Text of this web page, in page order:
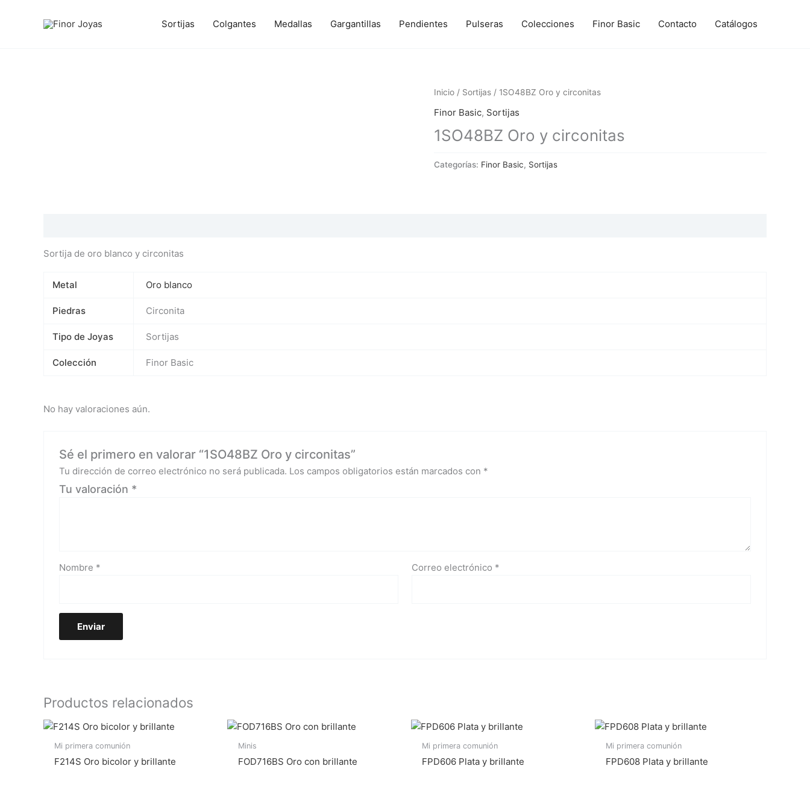
Sortijas Colgantes Medallas Gargantillas Pendientes Pulseras Colecciones Finor Basic Contacto Catálogos
Inicio / Sortijas / 1SO48BZ Oro y circonitas
Finor Basic, Sortijas
1SO48BZ Oro y circonitas
Categorías: Finor Basic, Sortijas
Sortija de oro blanco y circonitas
Metal Oro blanco
Piedras Circonita
Tipo de Joyas Sortijas
Colección Finor Basic
No hay valoraciones aún.
Sé el primero en valorar “1SO48BZ Oro y circonitas”
Tu dirección de correo electrónico no será publicada. Los campos obligatorios están marcados con *
Tu valoración *
Nombre * Correo electrónico *
Productos relacionados
Mi primera comunión
F214S Oro bicolor y brillante
Minis
FOD716BS Oro con brillante
Mi primera comunión
FPD606 Plata y brillante
Mi primera comunión
FPD608 Plata y brillante